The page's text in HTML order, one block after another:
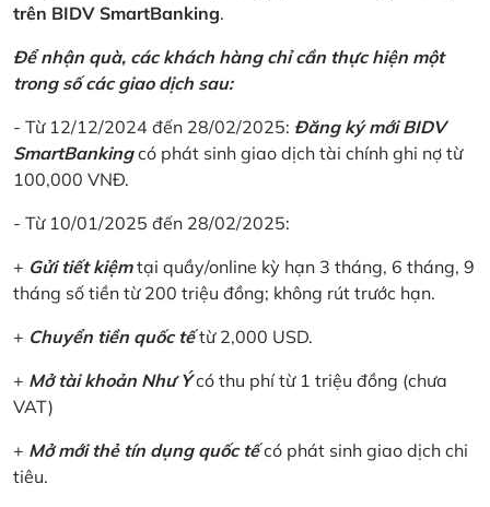
trên BIDV SmartBanking.
Để nhận quà, các khách hàng chỉ cần thực hiện một
trong số các giao dịch sau:
- Từ 12/12/2024 đến 28/02/2025: Đăng ký mới BIDV
SmartBankingcó phát sinh giao dịch tài chính ghi nợ từ
100,000 VNĐ.
- Từ 10/01/2025 đến 28/02/2025:
+ Gửi tiết kiệmtại quầy/online kỳ hạn 3 tháng, 6 tháng, 9
tháng số tiền từ 200 triệu đồng; không rút trước hạn.
+ Chuyển tiền quốc tếtừ 2,000 USD.
+ Mở tài khoản Như Ýcó thu phí từ 1 triệu đồng (chưa
VAT)
+ Mở mới thẻ tín dụng quốc tếcó phát sinh giao dịch chi
tiêu.